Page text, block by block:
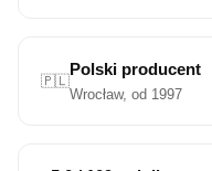
🇵🇱
Polski producent
Wrocław, od 1997